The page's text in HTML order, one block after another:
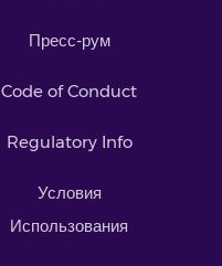
Пресс-рум
Code of Conduct
Regulatory Info
Условия
Использования